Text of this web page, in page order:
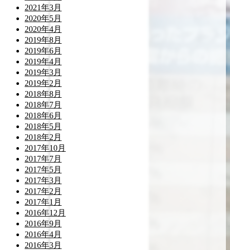
2021年3月
2020年5月
2020年4月
2019年8月
2019年6月
2019年4月
2019年3月
2019年2月
2018年8月
2018年7月
2018年6月
2018年5月
2018年2月
2017年10月
2017年7月
2017年5月
2017年3月
2017年2月
2017年1月
2016年12月
2016年9月
2016年4月
2016年3月